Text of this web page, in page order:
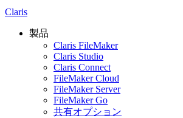
Claris
製品
Claris FileMaker
Claris Studio
Claris Connect
FileMaker Cloud
FileMaker Server
FileMaker Go
共有オプション